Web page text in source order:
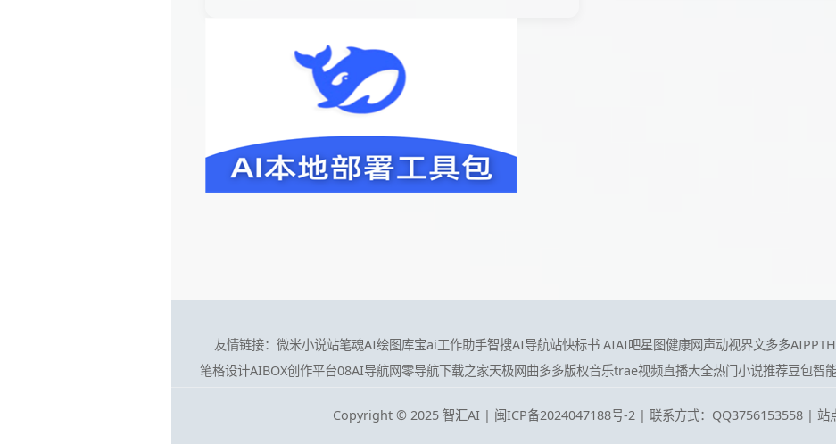
友情链接： 微米小说站笔魂AI绘图库宝ai工作助手智搜AI导航站快标书 AIAI吧星图健康网声动视界文多多AIPPT
笔格设计AIBOX创作平台08AI导航网零导航下载之家天极网曲多多版权音乐trae视频直播大全热门小说推荐豆包智
Copyright © 2025 智汇AI | 闽ICP备2024047188号-2 | 联系方式：QQ3756153558 | 站